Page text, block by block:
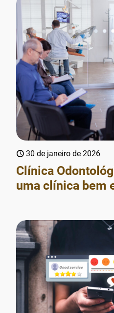
30 de janeiro de 2026
Clínica
uma clínica bem